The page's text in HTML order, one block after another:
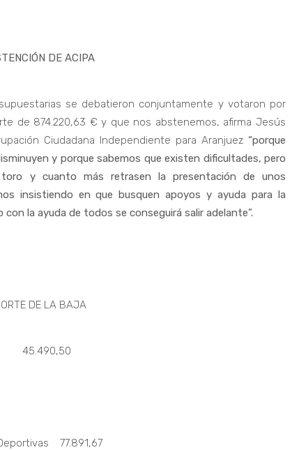
DE ACIPA
se debatieron conjuntamente y votaron por
de 874.220,63 € y que nos abstenemos, afirma Jesús
Ciudadana Independiente para Aranjuez “porque
y porque sabemos que existen dificultades, pero
y cuanto más retrasen la presentación de unos
insistiendo en que busquen apoyos y ayuda para la
la ayuda de todos se conseguirá salir adelante”.
LA BAJA
77.891,67